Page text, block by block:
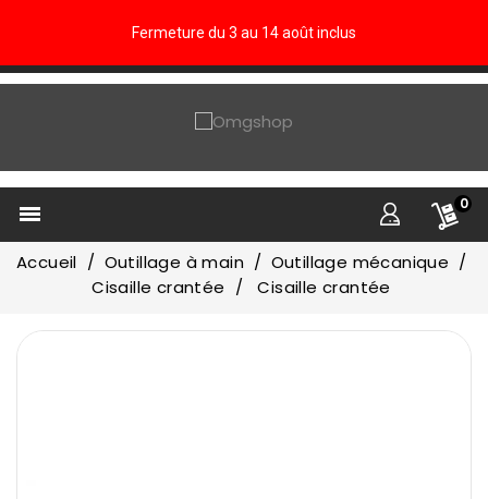
Fermeture du 3 au 14 août inclus
 0
Accueil Outillage à main
Outillage mécanique
Cisaille crantée
Cisaille crantée